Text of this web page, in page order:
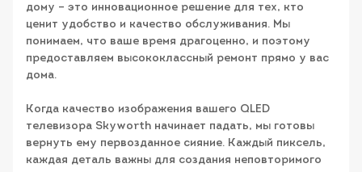
дому – это инновационное решение для тех, кто
ценит удобство и качество обслуживания. Мы
понимаем, что ваше время драгоценно, и поэтому
предоставляем высококлассный ремонт прямо у вас
дома.
Когда качество изображения вашего QLED
телевизора Skyworth начинает падать, мы готовы
вернуть ему первозданное сияние. Каждый пиксель,
каждая деталь важны для создания неповторимого